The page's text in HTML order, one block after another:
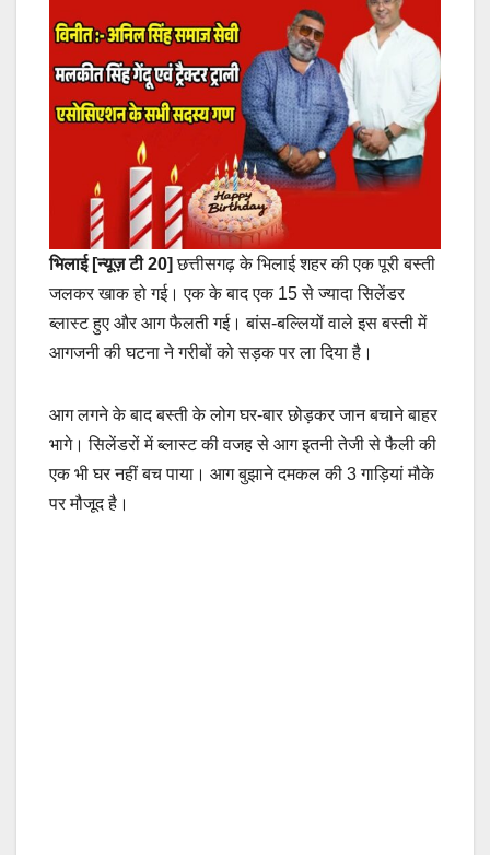
भिलाई [न्यूज़ टी 20] छत्तीसगढ़ के भिलाई शहर की एक पूरी बस्ती
जलकर खाक हो गई। एक के बाद एक 15 से ज्यादा सिलेंडर
ब्लास्ट हुए और आग फैलती गई। बांस-बल्लियों वाले इस बस्ती में
आगजनी की घटना ने गरीबों को सड़क पर ला दिया है।
आग लगने के बाद बस्ती के लोग घर-बार छोड़कर जान बचाने बाहर
भागे। सिलेंडरों में ब्लास्ट की वजह से आग इतनी तेजी से फैली की
एक भी घर नहीं बच पाया। आग बुझाने दमकल की 3 गाड़ियां मौके
पर मौजूद है।